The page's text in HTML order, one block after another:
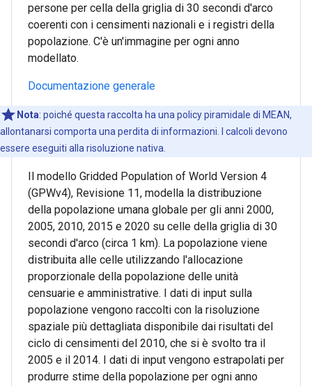
persone per cella della griglia di 30 secondi d'arco
coerenti con i censimenti nazionali e i registri della
popolazione. C'è un'immagine per ogni anno
modellato.
Documentazione generale
Nota: poiché questa raccolta ha una policy piramidale di MEAN,
allontanarsi comporta una perdita di informazioni. I calcoli devono
essere eseguiti alla risoluzione nativa.
Il modello Gridded Population of World Version 4
(GPWv4), Revisione 11, modella la distribuzione
della popolazione umana globale per gli anni 2000,
2005, 2010, 2015 e 2020 su celle della griglia di 30
secondi d'arco (circa 1 km). La popolazione viene
distribuita alle celle utilizzando l'allocazione
proporzionale della popolazione delle unità
censuarie e amministrative. I dati di input sulla
popolazione vengono raccolti con la risoluzione
spaziale più dettagliata disponibile dai risultati del
ciclo di censimenti del 2010, che si è svolto tra il
2005 e il 2014. I dati di input vengono estrapolati per
produrre stime della popolazione per ogni anno